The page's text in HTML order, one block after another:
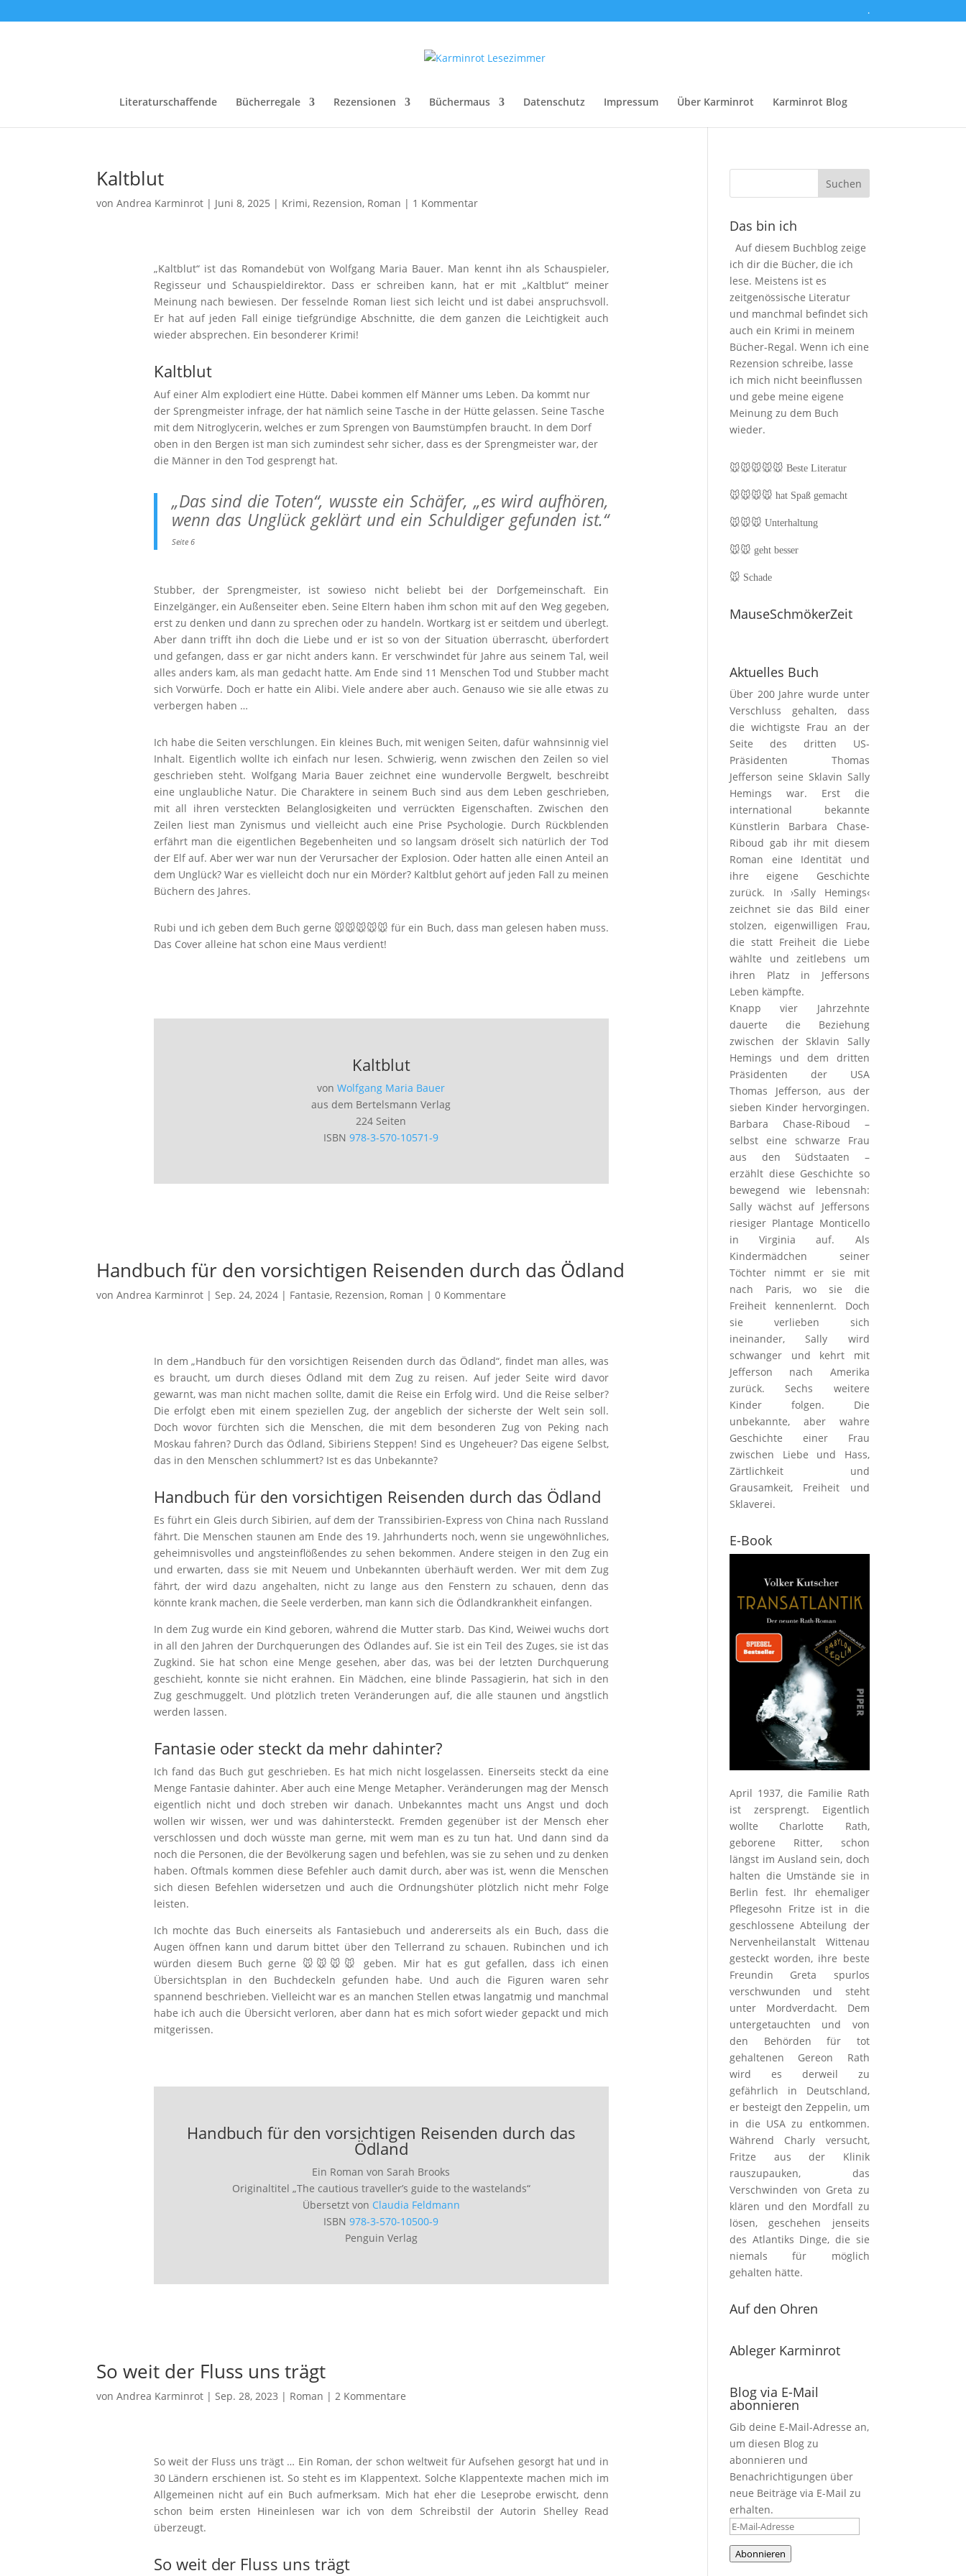
.
Literaturschaffende Bücherregale Rezensionen Büchermaus Datenschutz Impressum Über Karminrot Karminrot Blog
Kaltblut
vonAndrea Karminrot | Juni 8, 2025 | Krimi, Rezension, Roman | 1 Kommentar
„Kaltblut“ ist das Romandebüt von Wolfgang Maria Bauer. Man kennt ihn als Schauspieler,
Regisseur und Schauspieldirektor. Dass er schreiben kann, hat er mit „Kaltblut“ meiner
Meinung nach bewiesen. Der fesselnde Roman liest sich leicht und ist dabei anspruchsvoll.
Er hat auf jeden Fall einige tiefgründige Abschnitte, die dem ganzen die Leichtigkeit auch
wieder absprechen. Ein besonderer Krimi!
Kaltblut
Auf einer Alm explodiert eine Hütte. Dabei kommen elf Männer ums Leben. Da kommt nur
der Sprengmeister infrage, der hat nämlich seine Tasche in der Hütte gelassen. Seine Tasche
mit dem Nitroglycerin, welches er zum Sprengen von Baumstümpfen braucht. In dem Dorf
oben in den Bergen ist man sich zumindest sehr sicher, dass es der Sprengmeister war, der
die Männer in den Tod gesprengt hat.
„Das sind die Toten“, wusste ein Schäfer, „es wird aufhören,
wenn das Unglück geklärt und ein Schuldiger gefunden ist.“
Seite 6
Stubber, der Sprengmeister, ist sowieso nicht beliebt bei der Dorfgemeinschaft. Ein
Einzelgänger, ein Außenseiter eben. Seine Eltern haben ihm schon mit auf den Weg gegeben,
erst zu denken und dann zu sprechen oder zu handeln. Wortkarg ist er seitdem und überlegt.
Aber dann trifft ihn doch die Liebe und er ist so von der Situation überrascht, überfordert
und gefangen, dass er gar nicht anders kann. Er verschwindet für Jahre aus seinem Tal, weil
alles anders kam, als man gedacht hatte. Am Ende sind 11 Menschen Tod und Stubber macht
sich Vorwürfe. Doch er hatte ein Alibi. Viele andere aber auch. Genauso wie sie alle etwas zu
verbergen haben …
Ich habe die Seiten verschlungen. Ein kleines Buch, mit wenigen Seiten, dafür wahnsinnig viel
Inhalt. Eigentlich wollte ich einfach nur lesen. Schwierig, wenn zwischen den Zeilen so viel
geschrieben steht. Wolfgang Maria Bauer zeichnet eine wundervolle Bergwelt, beschreibt
eine unglaubliche Natur. Die Charaktere in seinem Buch sind aus dem Leben geschrieben,
mit all ihren versteckten Belanglosigkeiten und verrückten Eigenschaften. Zwischen den
Zeilen liest man Zynismus und vielleicht auch eine Prise Psychologie. Durch Rückblenden
erfährt man die eigentlichen Begebenheiten und so langsam dröselt sich natürlich der Tod
der Elf auf. Aber wer war nun der Verursacher der Explosion. Oder hatten alle einen Anteil an
dem Unglück? War es vielleicht doch nur ein Mörder? Kaltblut gehört auf jeden Fall zu meinen
Büchern des Jahres.
Rubi und ich geben dem Buch gerne 🐭🐭🐭🐭🐭 für ein Buch, dass man gelesen haben muss.
Das Cover alleine hat schon eine Maus verdient!
Kaltblut
vonWolfgang Maria Bauer
aus dem Bertelsmann Verlag
224 Seiten
ISBN 978-3-570-10571-9
Handbuch für den vorsichtigen Reisenden durch das Ödland
vonAndrea Karminrot |Sep. 24, 2024 | Fantasie, Rezension, Roman |0 Kommentare
In dem „Handbuch für den vorsichtigen Reisenden durch das Ödland“, findet man alles, was
es braucht, um durch dieses Ödland mit dem Zug zu reisen. Auf jeder Seite wird davor
gewarnt, was man nicht machen sollte, damit die Reise ein Erfolg wird. Und die Reise selber?
Die erfolgt eben mit einem speziellen Zug, der angeblich der sicherste der Welt sein soll.
Doch wovor fürchten sich die Menschen, die mit dem besonderen Zug von Peking nach
Moskau fahren? Durch das Ödland, Sibiriens Steppen! Sind es Ungeheuer? Das eigene Selbst,
das in den Menschen schlummert? Ist es das Unbekannte?
Handbuch für den vorsichtigen Reisenden durch das Ödland
Es führt ein Gleis durch Sibirien, auf dem der Transsibirien-Express von China nach Russland
fährt. Die Menschen staunen am Ende des 19. Jahrhunderts noch, wenn sie ungewöhnliches,
geheimnisvolles und angsteinflößendes zu sehen bekommen. Andere steigen in den Zug ein
und erwarten, dass sie mit Neuem und Unbekannten überhäuft werden. Wer mit dem Zug
fährt, der wird dazu angehalten, nicht zu lange aus den Fenstern zu schauen, denn das
könnte krank machen, die Seele verderben, man kann sich die Ödlandkrankheit einfangen.
In dem Zug wurde ein Kind geboren, während die Mutter starb. Das Kind, Weiwei wuchs dort
in all den Jahren der Durchquerungen des Ödlandes auf. Sie ist ein Teil des Zuges, sie ist das
Zugkind. Sie hat schon eine Menge gesehen, aber das, was bei der letzten Durchquerung
geschieht, konnte sie nicht erahnen. Ein Mädchen, eine blinde Passagierin, hat sich in den
Zug geschmuggelt. Und plötzlich treten Veränderungen auf, die alle staunen und ängstlich
werden lassen.
Fantasie oder steckt da mehr dahinter?
Ich fand das Buch gut geschrieben. Es hat mich nicht losgelassen. Einerseits steckt da eine
Menge Fantasie dahinter. Aber auch eine Menge Metapher. Veränderungen mag der Mensch
eigentlich nicht und doch streben wir danach. Unbekanntes macht uns Angst und doch
wollen wir wissen, wer und was dahintersteckt. Fremden gegenüber ist der Mensch eher
verschlossen und doch wüsste man gerne, mit wem man es zu tun hat. Und dann sind da
noch die Personen, die der Bevölkerung sagen und befehlen, was sie zu sehen und zu denken
haben. Oftmals kommen diese Befehler auch damit durch, aber was ist, wenn die Menschen
sich diesen Befehlen widersetzen und auch die Ordnungshüter plötzlich nicht mehr Folge
leisten.
Ich mochte das Buch einerseits als Fantasiebuch und andererseits als ein Buch, dass die
Augen öffnen kann und darum bittet über den Tellerrand zu schauen. Rubinchen und ich
würden diesem Buch gerne 🐭🐭🐭🐭 geben. Mir hat es gut gefallen, dass ich einen
Übersichtsplan in den Buchdeckeln gefunden habe. Und auch die Figuren waren sehr
spannend beschrieben. Vielleicht war es an manchen Stellen etwas langatmig und manchmal
habe ich auch die Übersicht verloren, aber dann hat es mich sofort wieder gepackt und mich
mitgerissen.
Handbuch für den vorsichtigen Reisenden durch das
Ödland
Ein Roman von Sarah Brooks
Originaltitel „The cautious traveller’s guide to the wastelands“
Übersetzt von Claudia Feldmann
ISBN978-3-570-10500-9
Penguin Verlag
So weit der Fluss uns trägt
vonAndrea Karminrot | Sep. 28, 2023 | Roman | 2 Kommentare
So weit der Fluss uns trägt … Ein Roman, der schon weltweit für Aufsehen gesorgt hat und in
30 Ländern erschienen ist. So steht es im Klappentext. Solche Klappentexte machen mich im
Allgemeinen nicht auf ein Buch aufmerksam. Mich hat eher die Leseprobe erwischt, denn
schon beim ersten Hineinlesen war ich von dem Schreibstil der Autorin Shelley Read
überzeugt.
So weit der Fluss uns trägt
Das bin ich
Auf diesem Buchblog zeige
ich dir die Bücher, die ich
lese. Meistens ist es
zeitgenössische Literatur
und manchmal befindet sich
auch ein Krimi in meinem
Bücher-Regal. Wenn ich eine
Rezension schreibe, lasse
ich mich nicht beeinflussen
und gebe meine eigene
Meinung zu dem Buch
wieder.
🐭🐭🐭🐭🐭Beste Literatur
🐭🐭🐭🐭 hat Spaß gemacht
🐭🐭🐭 Unterhaltung
🐭🐭 geht besser
🐭 Schade
MauseSchmökerZeit
Aktuelles Buch
Über 200 Jahre wurde unter
Verschluss gehalten, dass
die wichtigste Frau an der
Seite des dritten US-
Präsidenten Thomas
Jefferson seine Sklavin Sally
Hemings war. Erst die
international bekannte
Künstlerin Barbara Chase-
Riboud gab ihr mit diesem
Roman eine Identität und
ihre eigene Geschichte
zurück. In ›Sally Hemings‹
zeichnet sie das Bild einer
stolzen, eigenwilligen Frau,
die statt Freiheit die Liebe
wählte und zeitlebens um
ihren Platz in Jeffersons
Leben kämpfte.
Knapp vier Jahrzehnte
dauerte die Beziehung
zwischen der Sklavin Sally
Hemings und dem dritten
Präsidenten der USA
Thomas Jefferson, aus der
sieben Kinder hervorgingen.
Barbara Chase-Riboud –
selbst eine schwarze Frau
aus den Südstaaten –
erzählt diese Geschichte so
bewegend wie lebensnah:
Sally wächst auf Jeffersons
riesiger Plantage Monticello
in Virginia auf. Als
Kindermädchen seiner
Töchter nimmt er sie mit
nach Paris, wo sie die
Freiheit kennenlernt. Doch
sie verlieben sich
ineinander, Sally wird
schwanger und kehrt mit
Jefferson nach Amerika
zurück. Sechs weitere
Kinder folgen. Die
unbekannte, aber wahre
Geschichte einer Frau
zwischen Liebe und Hass,
Zärtlichkeit und
Grausamkeit, Freiheit und
Sklaverei.
E-Book
April 1937, die Familie Rath
ist zersprengt. Eigentlich
wollte Charlotte Rath,
geborene Ritter, schon
längst im Ausland sein, doch
halten die Umstände sie in
Berlin fest. Ihr ehemaliger
Pflegesohn Fritze ist in die
geschlossene Abteilung der
Nervenheilanstalt Wittenau
gesteckt worden, ihre beste
Freundin Greta spurlos
verschwunden und steht
unter Mordverdacht. Dem
untergetauchten und von
den Behörden für tot
gehaltenen Gereon Rath
wird es derweil zu
gefährlich in Deutschland,
er besteigt den Zeppelin, um
in die USA zu entkommen.
Während Charly versucht,
Fritze aus der Klinik
rauszupauken, das
Verschwinden von Greta zu
klären und den Mordfall zu
lösen, geschehen jenseits
des Atlantiks Dinge, die sie
niemals für möglich
gehalten hätte.
Auf den Ohren
Ableger Karminrot
Blog via E-Mail
abonnieren
Gib deine E-Mail-Adresse an,
um diesen Blog zu
abonnieren und
Benachrichtigungen über
neue Beiträge via E-Mail zu
erhalten.
E-
Adresse
Abonnieren